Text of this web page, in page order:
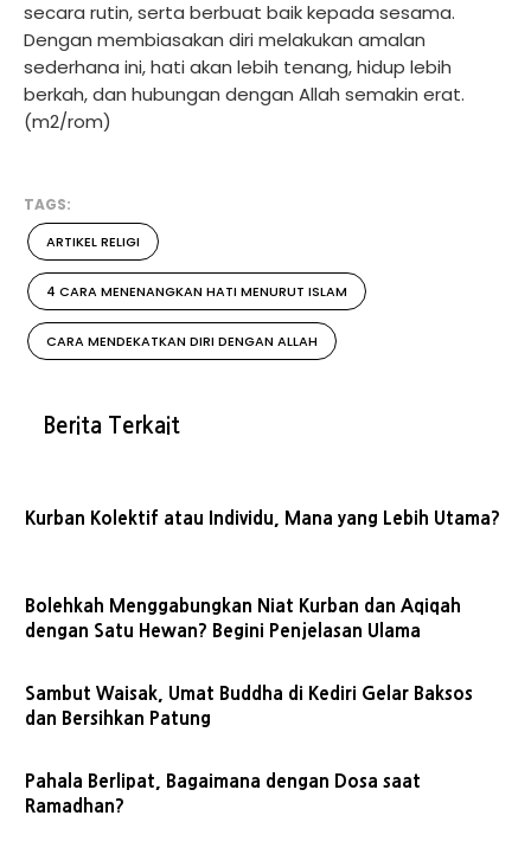
secara rutin, serta berbuat baik kepada sesama.
Dengan membiasakan diri melakukan amalan
sederhana ini, hati akan lebih tenang, hidup lebih
berkah, dan hubungan dengan Allah semakin erat.
(m2/rom)
TAGS:
ARTIKEL RELIGI
4 CARA MENENANGKAN HATI MENURUT ISLAM
CARA MENDEKATKAN DIRI DENGAN ALLAH
Berita Terkait
Kurban Kolektif atau Individu, Mana yang Lebih Utama?
Bolehkah Menggabungkan Niat Kurban dan Aqiqah
dengan Satu Hewan? Begini Penjelasan Ulama
Sambut Waisak, Umat Buddha di Kediri Gelar Baksos
dan Bersihkan Patung
Pahala Berlipat, Bagaimana dengan Dosa saat
Ramadhan?